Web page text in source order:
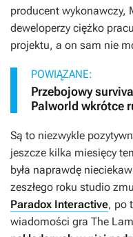
producent wykonawczy,
deweloperzy ciężko
projektu, a on sam nie
POWIĄZANE:
Przebojowy
Palworld wkrótce
Są to niezwykle
jeszcze kilka miesięcy
była naprawdę
zeszłego roku studio
Paradox Interactive, po
wiadomości gra The